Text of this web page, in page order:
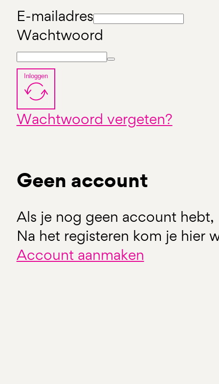
E-mailadres
Wachtwoord
Inloggen
Wachtwoord vergeten?
Geen account
Als je nog geen account hebt,
Na het registeren kom je hier
Account aanmaken